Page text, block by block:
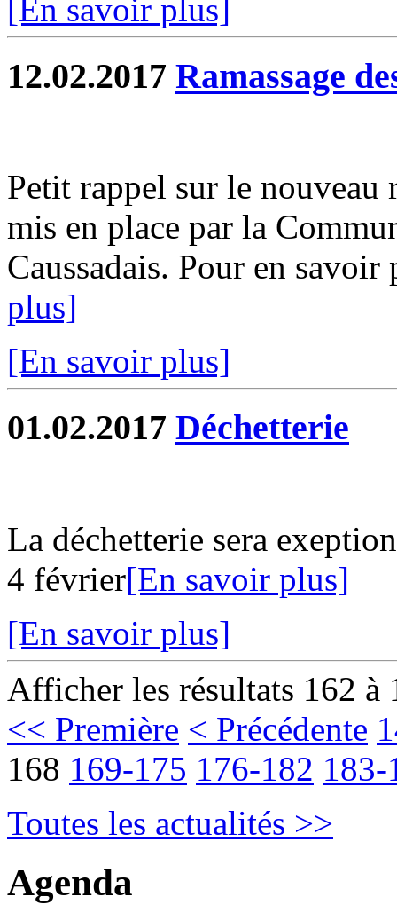
[En savoir plus]
12.02.2017 Ramassage
Petit rappel sur le nouveau
mis en place par la
Caussadais. Pour en
plus]
[En savoir plus]
01.02.2017 Déchetterie
La déchetterie sera
4 février[En savoir plus]
[En savoir plus]
Afficher les résultats 162 à
<< Première < Précédente
168 169-175 176-182 183-
Toutes les actualités >>
Agenda